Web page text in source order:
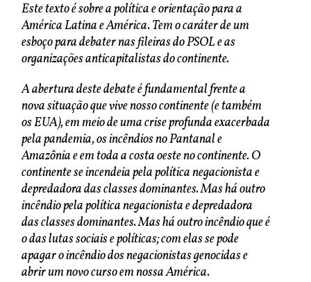
Este texto é sobre a política e orientação para a
América Latina e América. Tem o caráter de um
esboço para debater nas fileiras do PSOL e as
organizações anticapitalistas do continente.
A abertura deste debate é fundamental frente a
nova situação que vive nosso continente (e também
os EUA), em meio de uma crise profunda exacerbada
pela pandemia, os incêndios no Pantanal e
Amazônia e em toda a costa oeste no continente. O
continente se incendeia pela política negacionista e
depredadora das classes dominantes. Mas há outro
incêndio pela política negacionista e depredadora
das classes dominantes. Mas há outro incêndio que é
o das lutas sociais e políticas; com elas se pode
apagar o incêndio dos negacionistas genocidas e
abrir um novo curso em nossaAmérica.